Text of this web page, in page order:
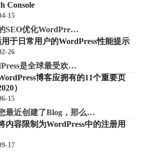
Console
15
SEO优化WordPre…
用于日常用户的WordPress性能提示
26
是全球最受欢…
博客应拥有的11个重要页
）
15
最近创建了Blog，那么…
内容限制为WordPress中的注册用
17